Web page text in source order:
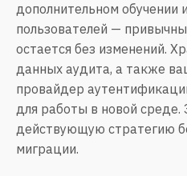
дополнительном обучении
пользователей —
остается без изменений.
данных аудита, а также
провайдер
для работы в новой среде.
действующую стратегию
миграции.